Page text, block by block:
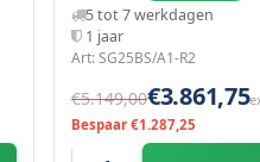
5 tot 7 werkdagen
1 jaar
Art: SG25BS/A1-R2
€5.149,00€3.861,75
Bespaar €1.287,25